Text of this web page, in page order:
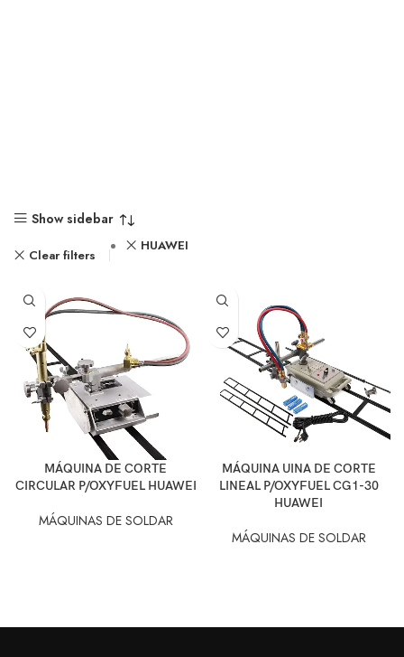
Show sidebar
Clear filters
HUAWEI
MÁQUINA DE CORTE
CIRCULAR P/OXYFUEL HUAWEI
MÁQUINAS DE SOLDAR
MÁQUINA UINA DE CORTE
LINEAL P/OXYFUEL CG1-30
HUAWEI
MÁQUINAS DE SOLDAR